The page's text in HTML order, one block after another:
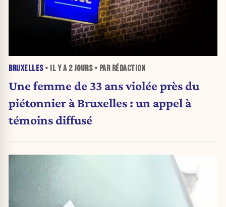
BRUXELLES• IL Y A 2 JOURS• PAR RÉDACTION
Une femme de 33 ans violée près du
piétonnier à Bruxelles : un appel à
témoins diffusé